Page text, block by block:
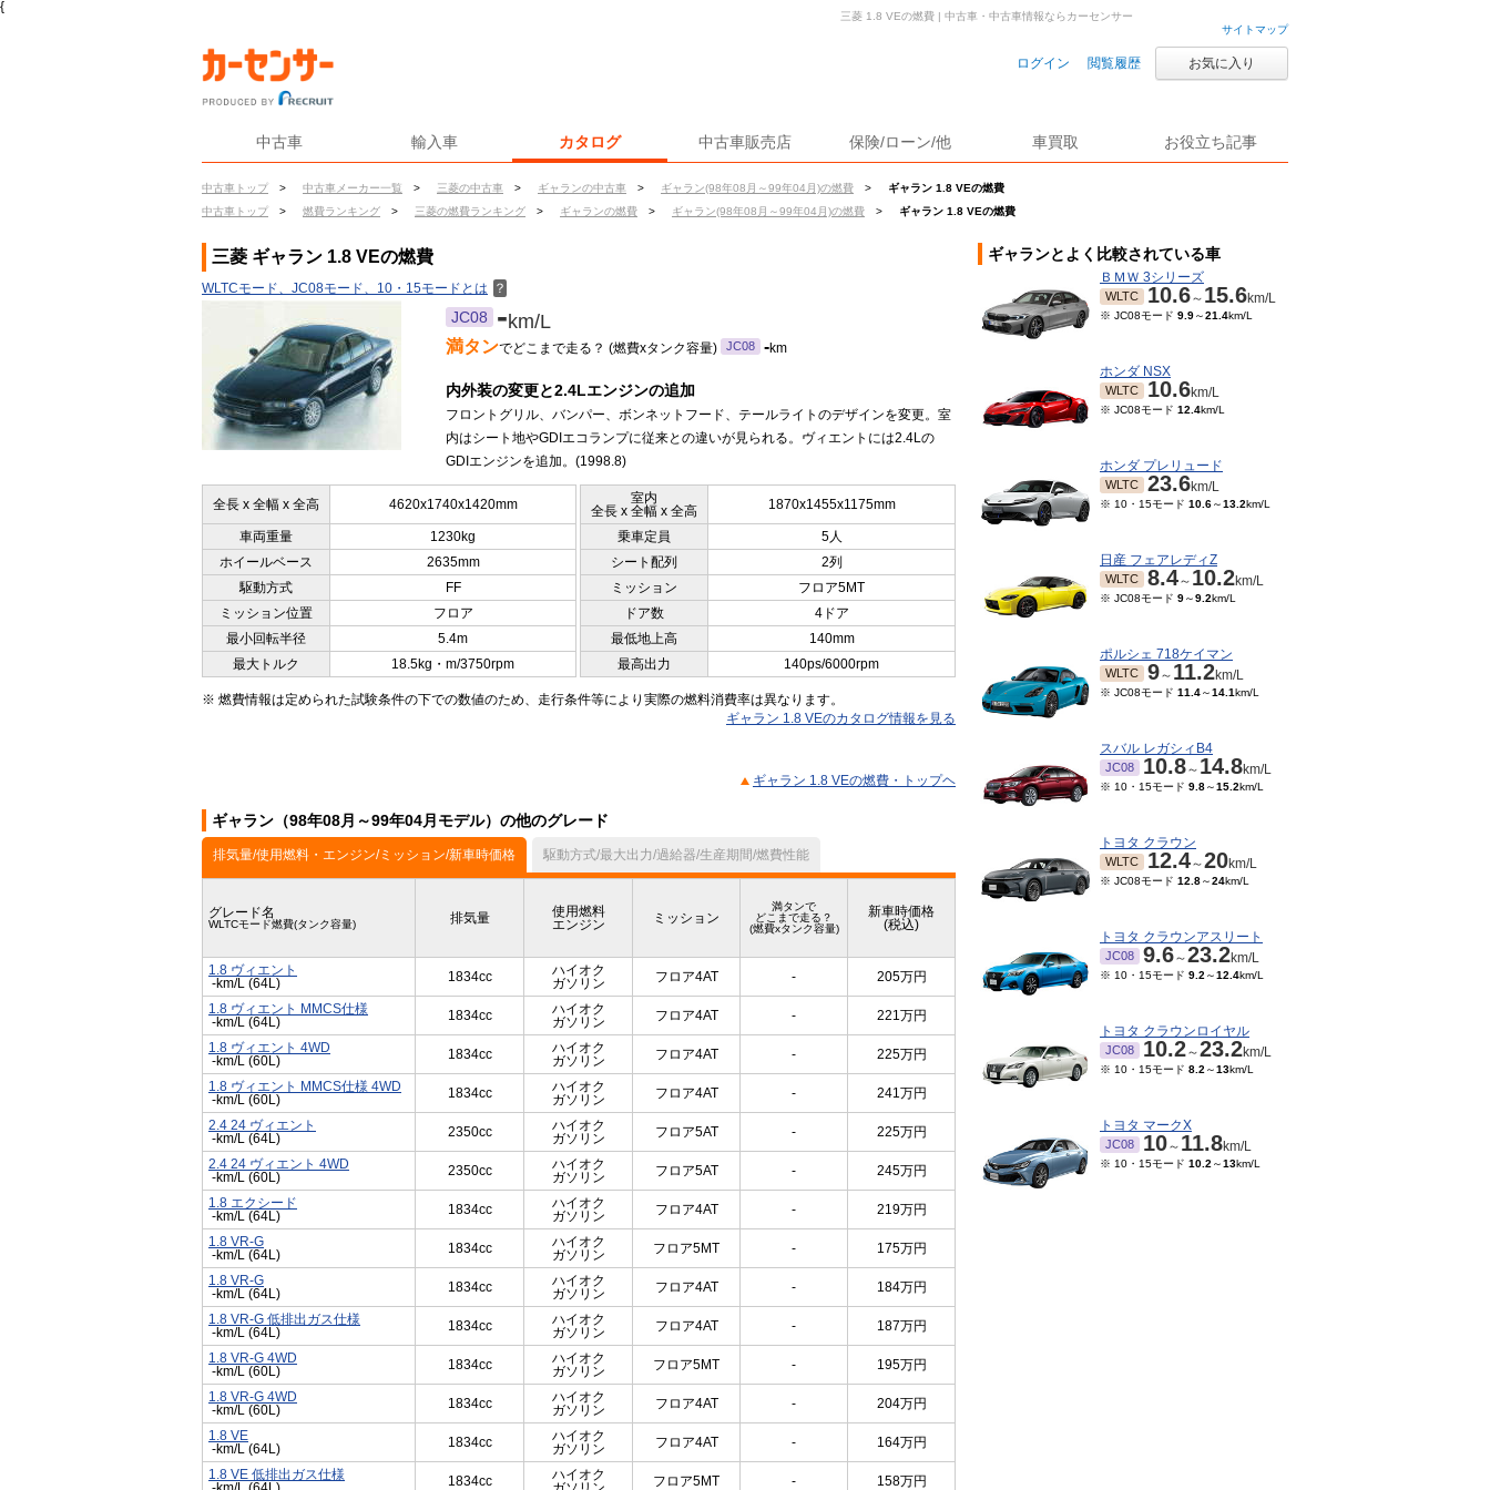
{
サイトマップ
ログイン 閲覧履歴 お気に入り
中古車 輸入車 カタログ 中古車販売店 保険/ローン/他 車買取 お役立ち記事
中古車トップ > 中古車メーカー一覧 > 三菱の中古車 > ギャランの中古車 > ギャラン(98年08月～99年04月)の燃費 >
ギャラン 1.8 VEの燃費
中古車トップ
> 燃費ランキング > 三菱の燃費ランキング > ギャランの燃費 > ギャラン(98年08月～99年04月)の燃費 > ギャラン 1.8 VEの燃費
三菱 1.8 VEの燃費 | 中古車・中古車情報ならカーセンサー
三菱 ギャラン 1.8 VEの燃費
WLTCモード、JC08モード、10・15モードとは ？
JC08 -km/L
満タンでどこまで走る？ (燃費xタンク容量) JC08 -km
内外装の変更と2.4Lエンジンの追加
フロントグリル、バンパー、ボンネットフード、テールライトのデザインを変更。室
内はシート地やGDIエコランプに従来との違いが見られる。ヴィエントには2.4Lの
GDIエンジンを追加。(1998.8)
全長 x 全幅 x 全高 4620x1740x1420mm
室内
全長 x 全幅 x 全高
1870x1455x1175mm
車両重量 1230kg 乗車定員
5人
ホイールベース
2635mm シート配列
2列
駆動方式
FF ミッション
フロア5MT
ミッション位置
フロア ドア数
4ドア
最小回転半径
5.4m 最低地上高
140mm
最大トルク
18.5kg・m/3750rpm 最高出力 140ps/6000rpm
※ 燃費情報は定められた試験条件の下での数値のため、走行条件等により実際の燃料消費率は異なります。
ギャラン 1.8 VEのカタログ情報を見る
ギャラン 1.8 VEの燃費・トップヘ
ギャラン（98年08月～99年04月モデル）の他のグレード
排気量/使用燃料・エンジン/ミッション/新車時価格 駆動方式/最大出力/過給器/生産期間/燃費性能
グレード名
WLTCモード燃費(タンク容量) 排気量
使用燃料
エンジン
ミッション
満タンで
どこまで走る？
(燃費xタンク容量)
新車時価格
(税込)
1.8 ヴィエント
-km/L (64L)
1834cc
ハイオク
ガソリン
フロア4AT - 205万円
1.8 ヴィエント MMCS仕様
-km/L (64L)
1834cc
ハイオク
ガソリン
フロア4AT - 221万円
1.8 ヴィエント 4WD
-km/L (60L)
1834cc
ハイオク
ガソリン
フロア4AT - 225万円
1.8 ヴィエント MMCS仕様 4WD
-km/L (60L)
1834cc
ハイオク
ガソリン
フロア4AT - 241万円
2.4 24 ヴィエント
-km/L (64L)
2350cc
ハイオク
ガソリン
フロア5AT - 225万円
2.4 24 ヴィエント 4WD
-km/L (60L)
2350cc
ハイオク
ガソリン
フロア5AT - 245万円
1.8 エクシード
-km/L (64L)
1834cc
ハイオク
ガソリン
フロア4AT - 219万円
1.8 VR-G
-km/L (64L)
1834cc
ハイオク
ガソリン
フロア5MT - 175万円
1.8 VR-G
-km/L (64L)
1834cc
ハイオク
ガソリン
フロア4AT - 184万円
1.8 VR-G 低排出ガス仕様
-km/L (64L)
1834cc
ハイオク
ガソリン
フロア4AT - 187万円
1.8 VR-G 4WD
-km/L (60L)
1834cc
ハイオク
ガソリン
フロア5MT - 195万円
1.8 VR-G 4WD
-km/L (60L)
1834cc
ハイオク
ガソリン
フロア4AT - 204万円
1.8 VE
-km/L (64L)
1834cc
ハイオク
ガソリン
フロア4AT - 164万円
1.8 VE 低排出ガス仕様
1834cc
ハイオク
フロア5MT - 158万円
ギャランとよく比較されている車
ＢＭＷ 3シリーズ
WLTC 10.6～ 15.6km/L
※ JC08モード 9.9～21.4km/L
ホンダ NSX
WLTC 10.6km/L
※ JC08モード 12.4km/L
ホンダ プレリュード
WLTC 23.6km/L
※ 10・15モード 10.6～13.2km/L
日産 フェアレディZ
WLTC 8.4～ 10.2km/L
※ JC08モード 9～9.2km/L
ポルシェ 718ケイマン
WLTC 9～ 11.2km/L
※ JC08モード 11.4～14.1km/L
スバル レガシィB4
JC08 10.8～ 14.8km/L
※ 10・15モード 9.8～15.2km/L
トヨタ クラウン
WLTC 12.4～20km/L
※ JC08モード 12.8～24km/L
トヨタ クラウンアスリート
JC08 9.6～23.2km/L
※ 10・15モード 9.2 ～12.4km/L
トヨタ クラウンロイヤル
JC08 10.2～23.2km/L
※ 10・15モード 8.2 ～13km/L
トヨタ マークX
JC08 10～ 11.8km/L
※ 10・15モード 10.2 ～13km/L